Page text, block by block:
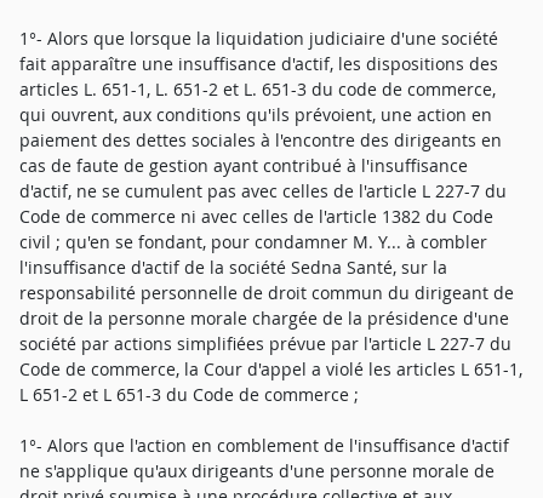
1°- Alors que lorsque la liquidation judiciaire d'une société
fait apparaître une insuffisance d'actif, les dispositions des
articles L. 651-1, L. 651-2 et L. 651-3 du code de commerce,
qui ouvrent, aux conditions qu'ils prévoient, une action en
paiement des dettes sociales à l'encontre des dirigeants en
cas de faute de gestion ayant contribué à l'insuffisance
d'actif, ne se cumulent pas avec celles de l'article L 227-7 du
Code de commerce ni avec celles de l'article 1382 du Code
civil ; qu'en se fondant, pour condamner M. Y... à combler
l'insuffisance d'actif de la société Sedna Santé, sur la
responsabilité personnelle de droit commun du dirigeant de
droit de la personne morale chargée de la présidence d'une
société par actions simplifiées prévue par l'article L 227-7 du
Code de commerce, la Cour d'appel a violé les articles L 651-1,
L 651-2 et L 651-3 du Code de commerce ;
1°- Alors que l'action en comblement de l'insuffisance d'actif
ne s'applique qu'aux dirigeants d'une personne morale de